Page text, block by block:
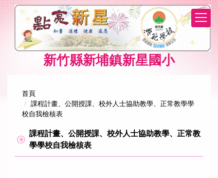
新竹縣新埔鎮新星國小
首頁
課程計畫、公開授課、校外人士協助教學、正常教學學
校自我檢核表
課程計畫、公開授課、校外人士協助教學、正常教
學學校自我檢核表